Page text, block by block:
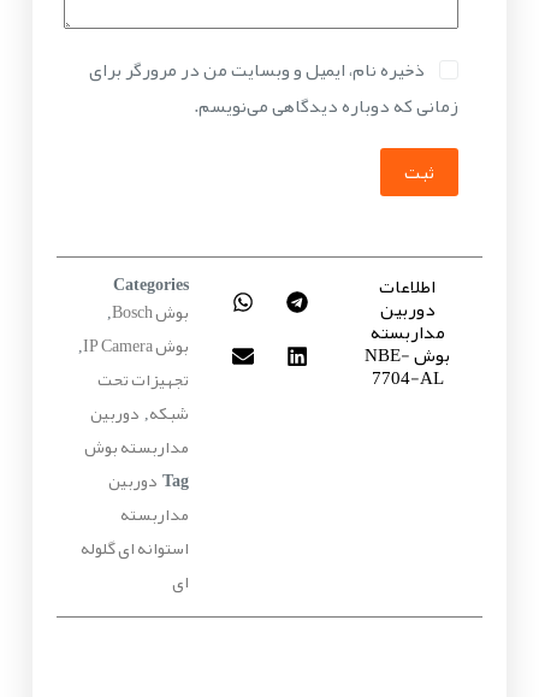
ذخیره نام، ایمیل و وبسایت من در مرورگر برای
زمانی که دوباره دیدگاهی می‌نویسم.
ثبت
اطلاعات
دوربین
مداربسته
بوش NBE-
7704-AL
Categories
بوش Bosch
بوش IP Camera
تجهیزات تحت
شبکه دوربین
مداربسته بوش
Tag دوربین
مداربسته
استوانه ای گلوله
ای